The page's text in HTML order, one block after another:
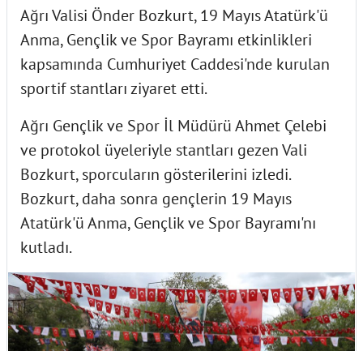
Ağrı Valisi Önder Bozkurt, 19 Mayıs Atatürk'ü
Anma, Gençlik ve Spor Bayramı etkinlikleri
kapsamında Cumhuriyet Caddesi'nde kurulan
sportif stantları ziyaret etti.
Ağrı Gençlik ve Spor İl Müdürü Ahmet Çelebi
ve protokol üyeleriyle stantları gezen Vali
Bozkurt, sporcuların gösterilerini izledi.
Bozkurt, daha sonra gençlerin 19 Mayıs
Atatürk'ü Anma, Gençlik ve Spor Bayramı'nı
kutladı.